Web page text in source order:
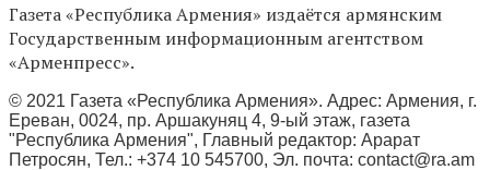
Газета «Республика Армения» издаётся армянским
Государственным информационным агентством
«Арменпресс».
© 2021 Газета «Республика Армения». Адрес: Армения, г.
Ереван, 0024, пр. Аршакуняц 4, 9-ый этаж, газета
"Республика Армения", Главный редактор: Арарат
Петросян, Тел.: +374 10 545700, Эл. почта: contact@ra.am